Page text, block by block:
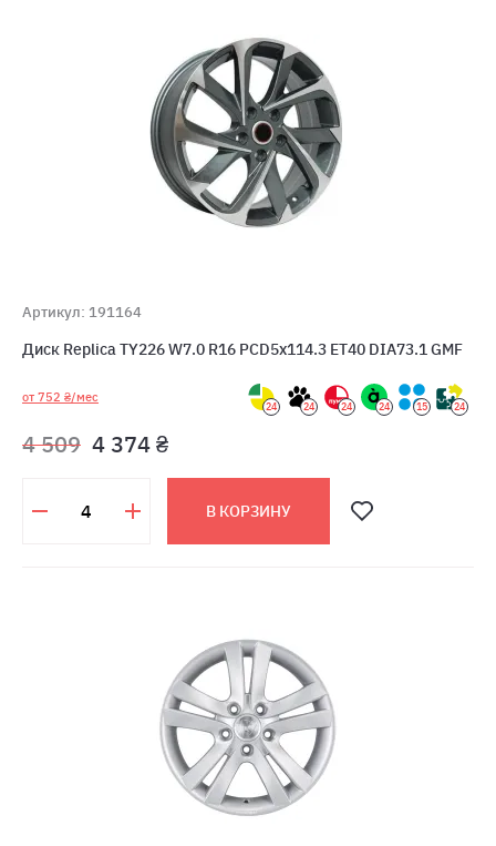
Артикул: 191164
Диск Replica TY226 W7.0 R16 PCD5x114.3 ET40 DIA73.1 GMF
от 752 ₴/мес
24 24 24 24 15 24
4 509 4 374 ₴
В КОРЗИНУ